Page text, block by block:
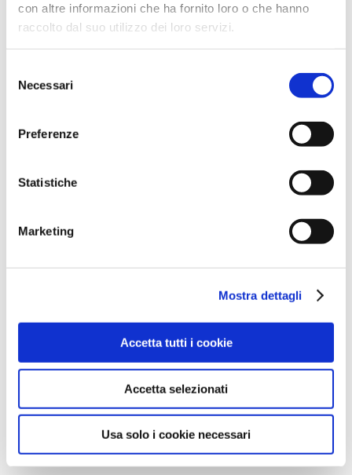
con altre informazioni che ha fornito loro o che hanno
raccolto dal suo utilizzo dei loro servizi.
delNecessari
Preferenze
Statistiche
Marketing
Mostra dettagli
Accetta tutti i cookie
Accetta selezionati
Usa solo i cookie necessari
Giugno 2023
Maggio 2023
Marzo 2023
Dicembre 2022
Ottobre 2022
Febbraio 2022
Settembre 2021
Maggio 2021
Marzo 2021